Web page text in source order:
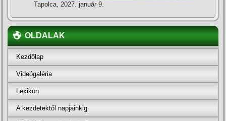
Tapolca, 2027. január 9.
OLDALAK
Kezdőlap
Videógaléria
Lexikon
A kezdetektől napjainkig